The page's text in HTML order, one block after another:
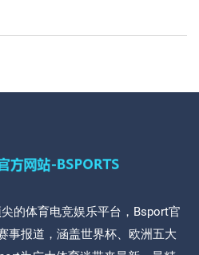
的体育电竞娱乐平台，Bsport官
事报道，涵盖世界杯、欧洲五大